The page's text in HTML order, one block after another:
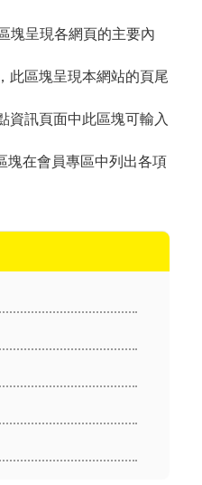
塊呈現各網頁的主要內
此區塊呈現本網站的頁尾
資訊頁面中此區塊可輸入
塊在會員專區中列出各項